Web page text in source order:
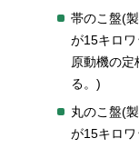
帯のこ盤(
が15キロ
原動機の定
る。)
丸のこ盤(
が15キロ